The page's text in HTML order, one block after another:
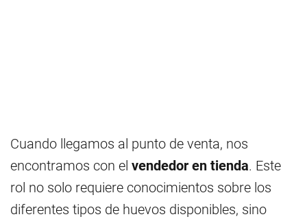
Cuando llegamos al punto de venta, nos
encontramos con el vendedor en tienda. Este
rol no solo requiere conocimientos sobre los
diferentes tipos de huevos disponibles, sino